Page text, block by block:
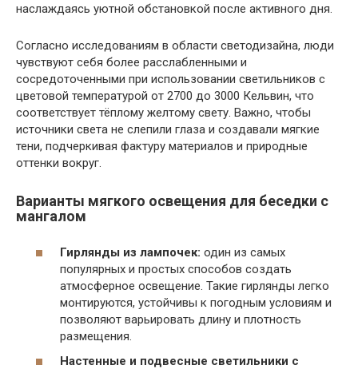
наслаждаясь уютной обстановкой после активного дня.
Согласно исследованиям в области светодизайна, люди
чувствуют себя более расслабленными и
сосредоточенными при использовании светильников с
цветовой температурой от 2700 до 3000 Кельвин, что
соответствует тёплому желтому свету. Важно, чтобы
источники света не слепили глаза и создавали мягкие
тени, подчеркивая фактуру материалов и природные
оттенки вокруг.
Варианты мягкого освещения для беседки с
мангалом
Гирлянды из лампочек: один из самых
популярных и простых способов создать
атмосферное освещение. Такие гирлянды легко
монтируются, устойчивы к погодным условиям и
позволяют варьировать длину и плотность
размещения.
Настенные и подвесные светильники с